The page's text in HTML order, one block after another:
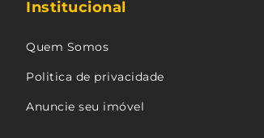
Institucional
Quem Somos
Politica de privacidade
Anuncie seu imóvel